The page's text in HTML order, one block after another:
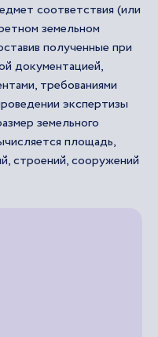
соответствия (или
земельном
полученные при
документацией,
требованиями
экспертизы
земельного
площадь,
строений, сооружений